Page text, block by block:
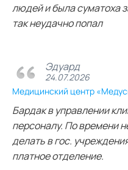
людей и была суматоха
так неудачно попал
Эдуард
24.07.2026
Медицинский центр
Бардак в управлении
персоналу. По времени
делать в гос.
платное отделение.